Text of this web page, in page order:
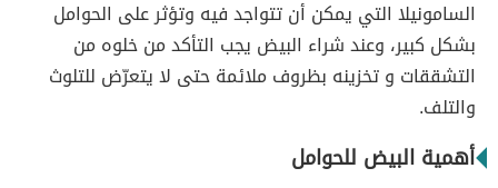
السامونيلا التي يمكن أن تتواجد فيه وتؤثر على الحوامل
بشكل كبير، وعند شراء البيض يجب التأكد من خلوه من
التشققات و تخزينه بظروف ملائمة حتى لا يتعرّض للتلوث
والتلف.
أهمية البيض للحوامل